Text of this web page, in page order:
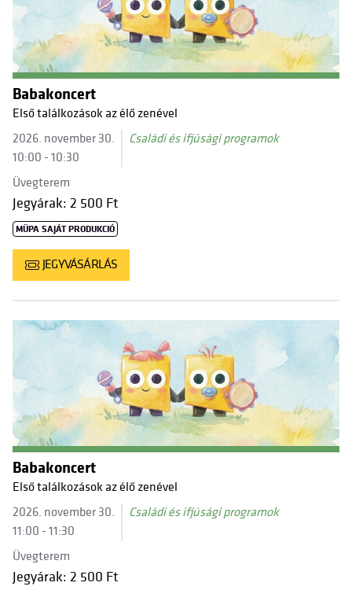
Babakoncert
Első találkozások az élő zenével
2026. november 30.
10:00 - 10:30
Családi és ifjúsági programok
Üvegterem
Jegyárak: 2 500 Ft
MÜPA SAJÁT PRODUKCIÓ
JEGYVÁSÁRLÁS
Babakoncert
Első találkozások az élő zenével
2026. november 30.
11:00 - 11:30
Családi és ifjúsági programok
Üvegterem
Jegyárak: 2 500 Ft